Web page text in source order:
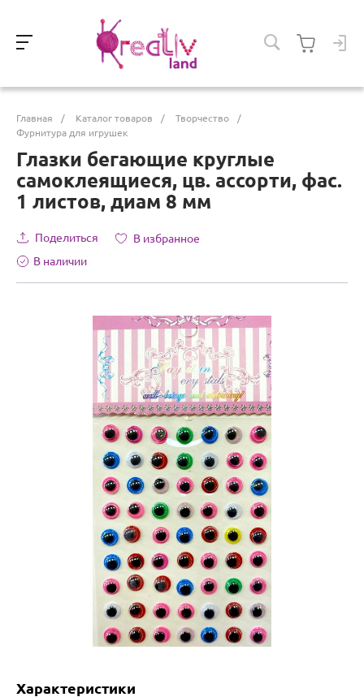
Главная / Каталог товаров / Творчество
/
Фурнитура для игрушек
Глазки бегающие круглые
самоклеящиеся, цв. ассорти, фас.
1 листов, диам 8 мм
Поделиться
В избранное
В наличии
Характеристики